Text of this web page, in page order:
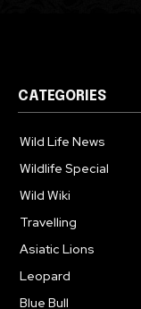
CATEGORIES
Wild Life News
Wildlife Special
Wild Wiki
Travelling
Asiatic Lions
Leopard
Blue Bull